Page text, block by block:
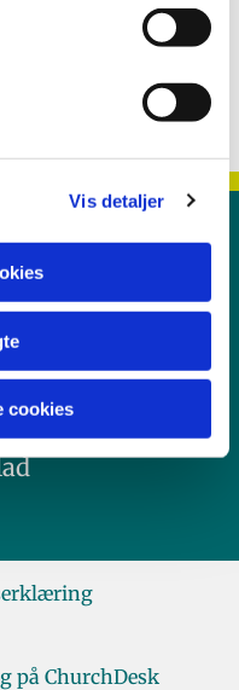
Vis detaljer
cookies
præst
på ChurchDesk